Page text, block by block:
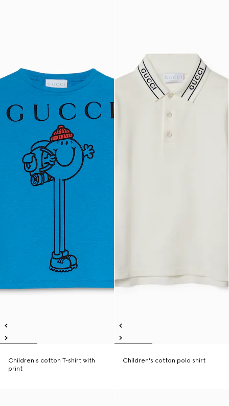
Children's cotton T-shirt with
print
Children's cotton polo shirt